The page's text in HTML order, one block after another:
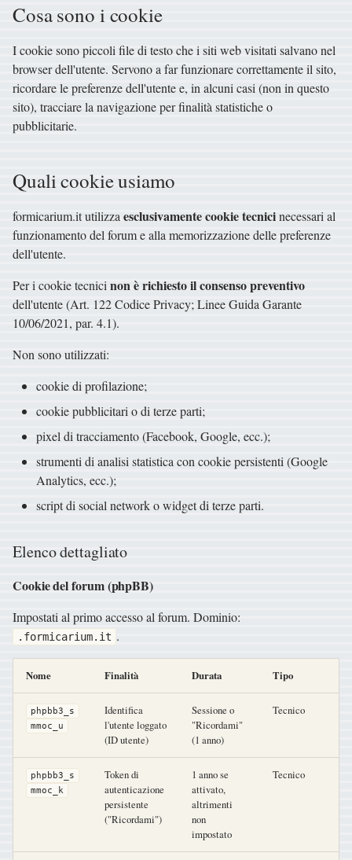
Cosa sono i cookie
I cookie sono piccoli file di testo che i siti web visitati salvano nel
browser dell'utente. Servono a far funzionare correttamente il sito,
ricordare le preferenze dell'utente e, in alcuni casi (non in questo
sito), tracciare la navigazione per finalità statistiche o
pubblicitarie.
Quali cookie usiamo
formicarium.it utilizza esclusivamente cookie tecnicinecessari al
funzionamento del forum e alla memorizzazione delle preferenze
dell'utente.
Per i cookie tecnici non è richiesto il consenso preventivo
dell'utente (Art. 122 Codice Privacy; Linee Guida Garante
10/06/2021, par. 4.1).
Non sono utilizzati:
cookie di profilazione;
cookie pubblicitari o di terze parti;
pixel di tracciamento (Facebook, Google, ecc.);
strumenti di analisi statistica con cookie persistenti (Google
Analytics, ecc.);
script di social network o widget di terze parti.
Elenco dettagliato
Cookie del forum (phpBB)
Impostati al primo accesso al forum. Dominio:
.formicarium.it .
Nome Finalità Durata Tipo
phpbb3_s
mmoc_u
Identifica
l'utente loggato
(ID utente)
Sessione o
"Ricordami"
(1 anno)
Tecnico
phpbb3_s
mmoc_k
Token di
autenticazione
persistente
("Ricordami")
1 anno se
attivato,
altrimenti
non
impostato
Tecnico